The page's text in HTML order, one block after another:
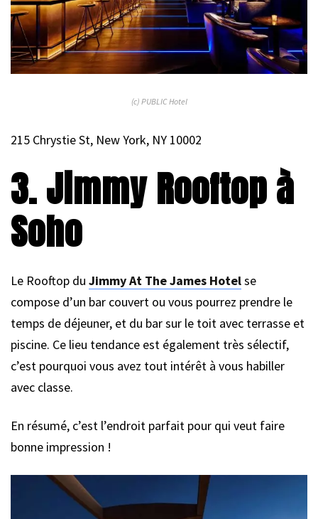
(c) PUBLIC Hotel
215 Chrystie St, New York, NY 10002
3. Jimmy Rooftop à
Soho
Le Rooftop du Jimmy At The James Hotelse
compose d’un bar couvert ou vous pourrez prendre le
temps de déjeuner, et du bar sur le toit avec terrasse et
piscine. Ce lieu tendance est également très sélectif,
c’est pourquoi vous avez tout intérêt à vous habiller
avec classe.
En résumé, c’est l’endroit parfait pour qui veut faire
bonne impression !